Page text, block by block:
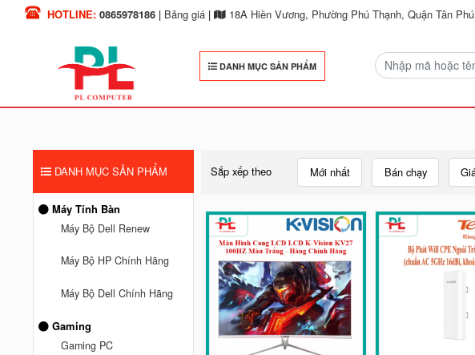
HOTLINE: 0865978186| Bảng giá| 18A Hiền Vương, Phường Phú Thạnh, Quận Tân
DANH MỤC SẢN PHẨM
DANH MỤC SẢN PHẨM
Máy Tính Bàn
Máy Bộ Dell Renew
Máy Bộ HP Chính Hãng
Máy Bộ Dell Chính Hãng
Gaming
Gaming PC
Sắp xếp theo Mới nhất Bán chạy